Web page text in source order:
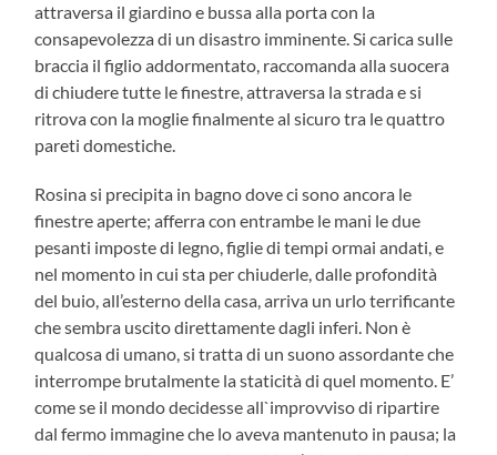
attraversa il giardino e bussa alla porta con la
consapevolezza di un disastro imminente. Si carica sulle
braccia il figlio addormentato, raccomanda alla suocera
di chiudere tutte le finestre, attraversa la strada e si
ritrova con la moglie finalmente al sicuro tra le quattro
pareti domestiche.
Rosina si precipita in bagno dove ci sono ancora le
finestre aperte; afferra con entrambe le mani le due
pesanti imposte di legno, figlie di tempi ormai andati, e
nel momento in cui sta per chiuderle, dalle profondità
del buio, all’esterno della casa, arriva un urlo terrificante
che sembra uscito direttamente dagli inferi. Non è
qualcosa di umano, si tratta di un suono assordante che
interrompe brutalmente la staticità di quel momento. E’
come se il mondo decidesse all`improvviso di ripartire
dal fermo immagine che lo aveva mantenuto in pausa; la